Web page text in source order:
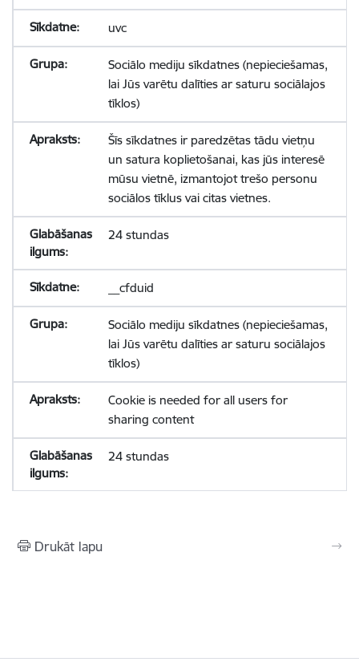
uvc
Sociālo mediju sīkdatnes (nepieciešamas,
lai Jūs varētu dalīties ar saturu sociālajos
tīklos)
Šīs sīkdatnes ir paredzētas tādu vietņu
un satura koplietošanai, kas jūs interesē
mūsu vietnē, izmantojot trešo personu
sociālos tīklus vai citas vietnes.
24 stundas
__cfduid
Sociālo mediju sīkdatnes (nepieciešamas,
lai Jūs varētu dalīties ar saturu sociālajos
tīklos)
Cookie is needed for all users for
sharing content
24 stundas
Drukāt lapu